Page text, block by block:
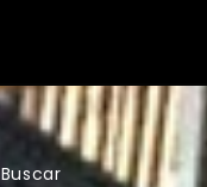
Buscar